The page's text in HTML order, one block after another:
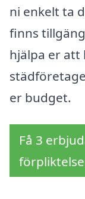
ni enkelt ta
finns
hjälpa er
er budget.
Få 3